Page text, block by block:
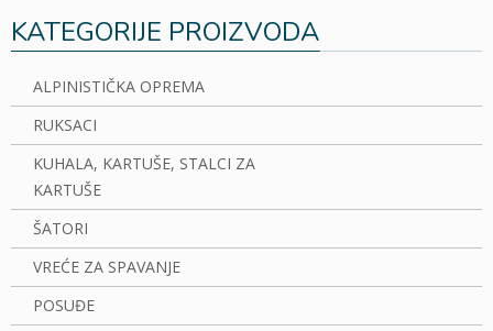
KATEGORIJE PROIZVODA
ALPINISTIČKA OPREMA
RUKSACI
KUHALA, KARTUŠE, STALCI ZA
KARTUŠE
ŠATORI
VREĆE ZA SPAVANJE
POSUĐE